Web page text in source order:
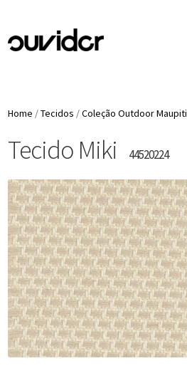
Home /Tecidos /Coleção Outdoor Maupiti
Tecido Miki 44520224